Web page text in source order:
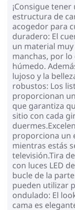
¡Consigue
estructura de
acogedor para
duradero: El
un material
manchas, por
húmedo.
lujoso y la
robustos: Los
proporcionan
que garantiza
sitio con cada
proporciona un
mientras estás
televisión.Tira
con luces LED
bucle de la
pueden utilizar
ondulado: El
cama es